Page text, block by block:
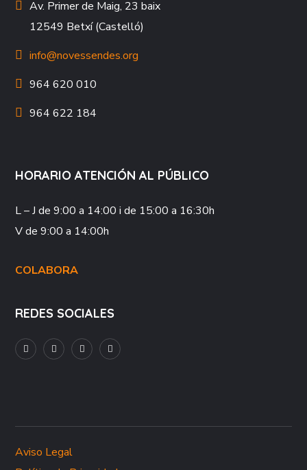
Av. Primer de Maig, 23 baix
12549 Betxí (Castelló)
info@novessendes.org
964 620 010
964 622 184
HORARIO ATENCIÓN AL PÚBLICO
L – Jde 9:00 a 14:00 i de 15:00 a 16:30h
Vde 9:00 a 14:00h
COLABORA
REDES SOCIALES
Aviso Legal